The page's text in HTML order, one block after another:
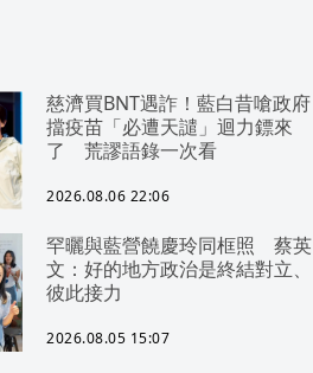
慈濟買BNT遇詐！藍白昔嗆政府
擋疫苗「必遭天譴」迴力鏢來
了 荒謬語錄一次看
2026.08.06 22:06
罕曬與藍營饒慶玲同框照 蔡英
文：好的地方政治是終結對立、
彼此接力
2026.08.05 15:07